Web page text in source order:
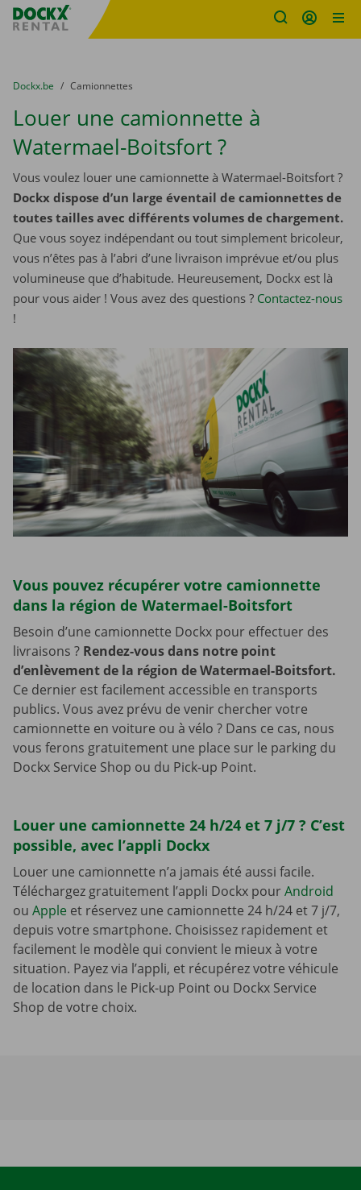
sitename
You are here:
du
Dockx.be to
Camionnettes
Louer une camionnette à
Watermael-Boitsfort ?
Vous voulez louer une camionnette à Watermael-Boitsfort ?
Dockx dispose d’un large éventail de camionnettes de
toutes tailles avec différents volumes de chargement.
Que vous soyez indépendant ou tout simplement bricoleur,
vous n’êtes pas à l’abri d’une livraison imprévue et/ou plus
volumineuse que d’habitude. Heureusement, Dockx est là
pour vous aider ! Vous avez des questions ? Contactez-nous
!
Vous pouvez récupérer votre camionnette
dans la région de Watermael-Boitsfort
Besoin d’une camionnette Dockx pour effectuer des
livraisons ? Rendez-vous dans notre point
d’enlèvement de la région de Watermael-Boitsfort.
Ce dernier est facilement accessible en transports
publics. Vous avez prévu de venir chercher votre
camionnette en voiture ou à vélo ? Dans ce cas, nous
vous ferons gratuitement une place sur le parking du
Dockx Service Shop ou du Pick-up Point.
Louer une camionnette 24 h/24 et 7 j/7 ? C’est
possible, avec l’appli Dockx
Louer une camionnette n’a jamais été aussi facile.
Téléchargez gratuitement l’appli Dockx pourAndroid
ou Apple et réservez une camionnette 24 h/24 et 7 j/7,
depuis votre smartphone. Choisissez rapidement et
facilement le modèle qui convient le mieux à votre
situation. Payez via l’appli, et récupérez votre véhicule
de location dans le Pick-up Point ou Dockx Service
Shop de votre choix.